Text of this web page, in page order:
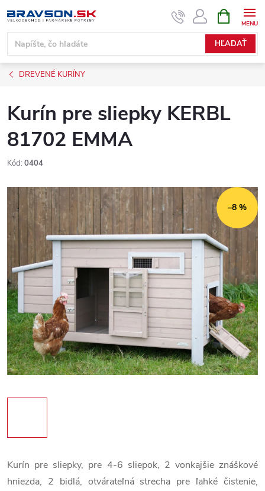
na
obsah
HĽADAŤ
KOŠÍK
DREVENÉ KURÍNY
Kurín pre sliepky KERBL
81702 EMMA
Kód: 0404
–8 %
Kurín pre sliepky, pre 4-6 sliepok, 2 vonkajšie znáškové
hniezda, 2 bidlá, otvárateľná strecha pre ľahké čistenie,